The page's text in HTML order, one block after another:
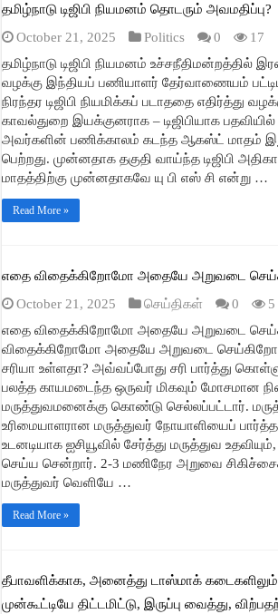
தமிழ்நாடு டிஜிபி நியமனம் தொடரும் அவமதிப்பு?
October 21, 2025
Politics 0
17
தமிழ்நாடு டிஜிபி நியமனம் உச்சநீதிமன்றத்தில்
வழக்கு இந்தியப் பணியாளர் தேர்வாணையம்
நிரந்தர டிஜிபி நியமிக்கப் படாததை எதிர்த்து
காவல்துறை இயக்குனராக – டிஜிபியாக
அவர்களின் பணிக்காலம் கடந்த ஆகஸ்ட் மாதம்
பெற்றது. முன்னதாக தகுதி வாய்ந்த டிஜிபி
மாதத்திற்கு முன்னதாகவே யு பி எஸ் சி என்று …
Read More »
எதை விதைக்கிறோமோ அதையே அறுவடை
October 21, 2025
செய்திகள் 0
5
எதை விதைக்கிறோமோ அதையே அறுவடை
விதைக்கிறோமோ அதையே அறுவடை
சரியா உள்ளதா? அவ்வப்போது சரி பார்த்து
பலத்த காயமடைந்த ஒருவர் மிகவும் மோசமான
மருத்துவமனைக்கு கொண்டு செல்லப்பட்டார்.
உரிமையாளரான மருத்துவர் நோயாளியைப்
உடனடியாக ஐசியூவில் சேர்த்து மருத்துவ
செய்ய சென்றார். 2-3 மணிநேர அறுவை
மருத்துவர் வெளியே …
Read More »
தீபாவளிக்காக, அனைத்து டாஸ்மாக்
முன்கூட்டியே திட்டமிட்டு, இருப்பு வைத்து,